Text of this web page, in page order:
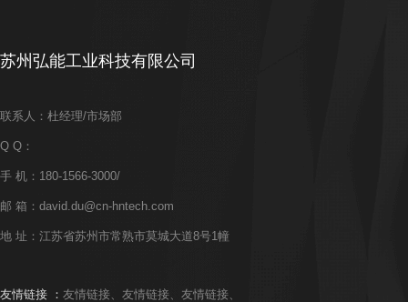
苏州弘能工业科技有限公司
联系人：杜经理/市场部
Q Q：
手 机：180-1566-3000/
邮 箱：david.du@cn-hntech.com
地 址：江苏省苏州市常熟市莫城大道8号1幢
友情链接 ： 友情链接、 友情链接、 友情链接、